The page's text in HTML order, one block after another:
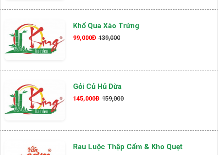
Khổ Qua Xào Trứng
99,000Đ 139,000
Gỏi Củ Hủ Dừa
145,000Đ 159,000
Rau Luộc Thập Cẩm & Kho Quẹt